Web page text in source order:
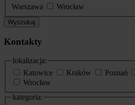
Warszawa
Wrocław
Wyszukaj
Kontakty
lokalizacja:
Katowice
Kraków Poznań
Wrocław
kategoria: